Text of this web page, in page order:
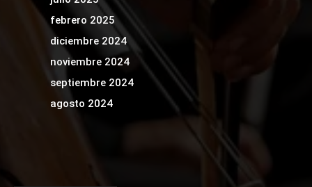
febrero 2025
diciembre 2024
noviembre 2024
septiembre 2024
agosto 2024